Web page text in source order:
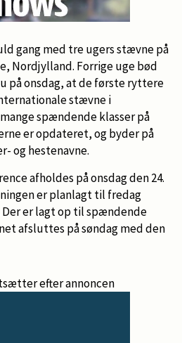
gang med tre ugers stævne på
Nordjylland. Forrige uge bød
på onsdag, at de første ryttere
stævne i
spændende klasser på
er opdateret, og byder på
og hestenavne.
afholdes på onsdag den 24.
er planlagt til fredag
Der er lagt op til spændende
afsluttes på søndag med den
efter annoncen